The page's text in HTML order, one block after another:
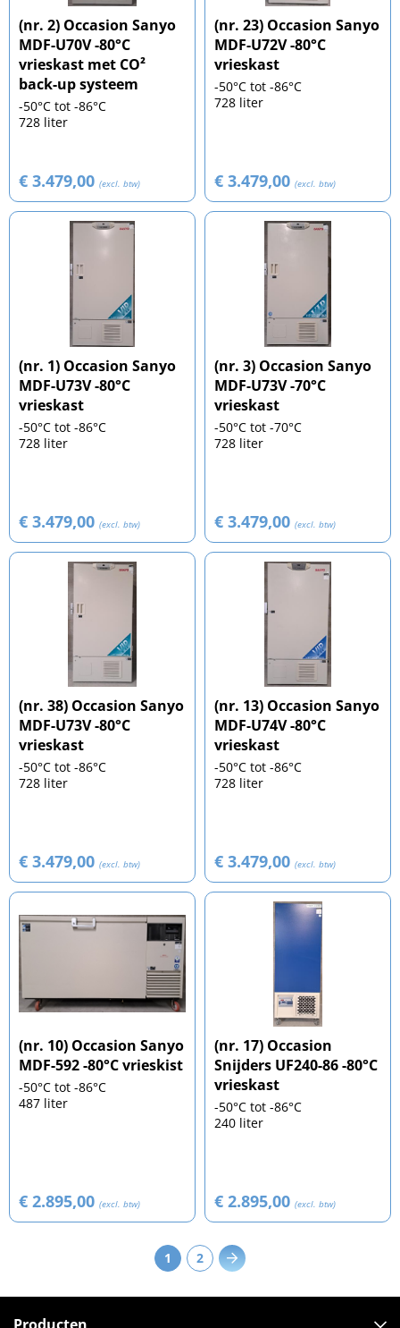
(nr. 2) Occasion Sanyo
MDF-U70V -80°C
vrieskast met CO²
back-up systeem
-50°C tot -86°C
728 liter
€ 3.479,00 (excl. btw)
(nr. 23) Occasion Sanyo
MDF-U72V -80°C
vrieskast
-50°C tot -86°C
728 liter
€ 3.479,00 (excl. btw)
(nr. 1) Occasion Sanyo
MDF-U73V -80°C
vrieskast
-50°C tot -86°C
728 liter
€ 3.479,00 (excl. btw)
(nr. 3) Occasion Sanyo
MDF-U73V -70°C
vrieskast
-50°C tot -70°C
728 liter
€ 3.479,00 (excl. btw)
(nr. 38) Occasion Sanyo
MDF-U73V -80°C
vrieskast
-50°C tot -86°C
728 liter
€ 3.479,00 (excl. btw)
(nr. 13) Occasion Sanyo
MDF-U74V -80°C
vrieskast
-50°C tot -86°C
728 liter
€ 3.479,00 (excl. btw)
(nr. 10) Occasion Sanyo
MDF-592 -80°C vrieskist
-50°C tot -86°C
487 liter
€ 2.895,00 (excl. btw)
(nr. 17) Occasion
Snijders UF240-86 -80°C
vrieskast
-50°C tot -86°C
240 liter
€ 2.895,00 (excl. btw)
1 2